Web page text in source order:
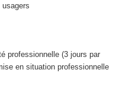
usagers
professionnelle (3 jours par
en situation professionnelle